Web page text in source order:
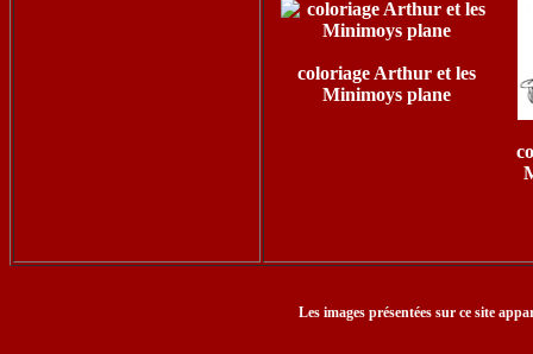
coloriage Arthur et les
Minimoys plane
Les images présentées sur ce site